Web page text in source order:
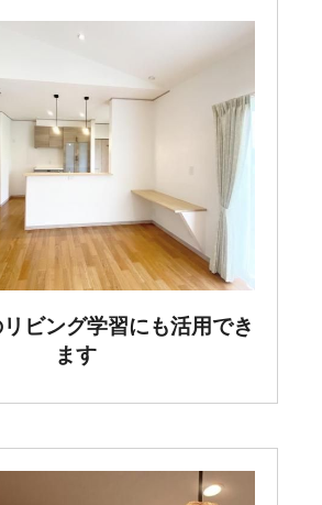
ビング学習にも活用でき
ます